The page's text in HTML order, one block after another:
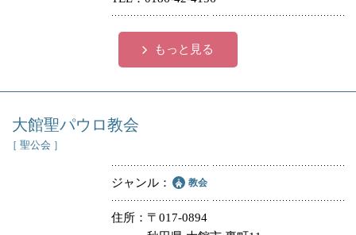
もっと見る
大館聖パウロ教会
［ 聖公会 ］
ジャンル 教会
住所
〒017-0894